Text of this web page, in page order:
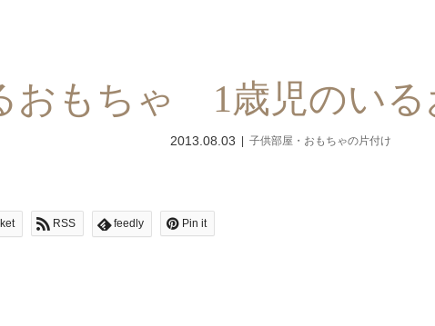
おもちゃ 1歳児のいる
2013.08.03 子供部屋・おもちゃの片付け
RSS feedly Pin it